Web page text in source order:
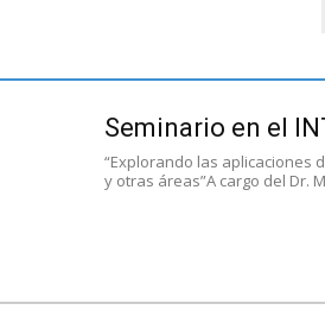
Seminario en el
“Explorando las aplicaciones
y otras áreas”A cargo del Dr.